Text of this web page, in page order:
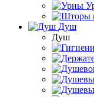
Душ
Душ